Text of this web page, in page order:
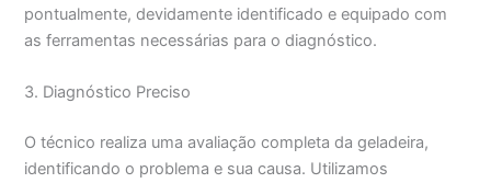
pontualmente, devidamente identificado e equipado com
as ferramentas necessárias para o diagnóstico.
3. Diagnóstico Preciso
O técnico realiza uma avaliação completa da geladeira,
identificando o problema e sua causa. Utilizamos